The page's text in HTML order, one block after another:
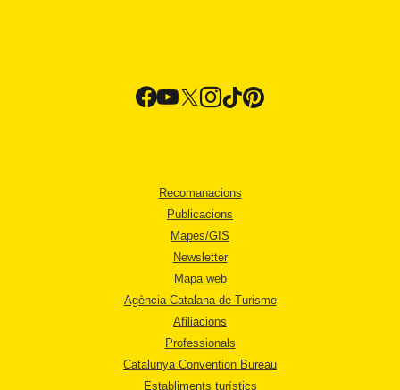
Recomanacions
Publicacions
Mapes/GIS
Newsletter
Mapa web
Agència Catalana de Turisme
Afiliacions
Professionals
Catalunya Convention Bureau
Establiments turístics